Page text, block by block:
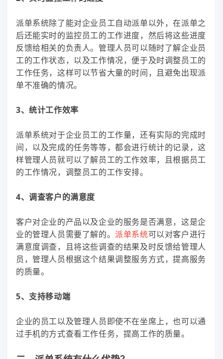
派单系统除了能对企业员工自动派单以外，在派单之
后还能实时的监控员工的工作进度，然后将这些进度
反馈给相关的负责人。管理人员可以随时了解企业员
工的工作状态，以及工作情况，便于及时调整员工的
工作任务，这样可以节省大量的时间，且避免出现派
单不准确的情况。
3、统计工作效率
派单系统对于企业员工的工作量，还有实际的完成时
间，以及完成的任务等等，都会进行统计的记录，这
样管理人员就可以了解员工的工作效率，且根据员工
的工作情况，调整员工的工作安排。
4、调查客户的满意度
客户对企业的产品以及企业的服务是否满意，这是企
业的管理人员需要了解的。派单系统可以对客户进行
满意度调查，且将这些调查的结果及时反馈给管理人
员，管理人员根据这个结果调整服务方式，提高服务
的质量。
5、支持移动端
企业的员工以及管理人员即使不在坐席上，也可以通
过手机的方式查看工作任务，提高工作的质量。